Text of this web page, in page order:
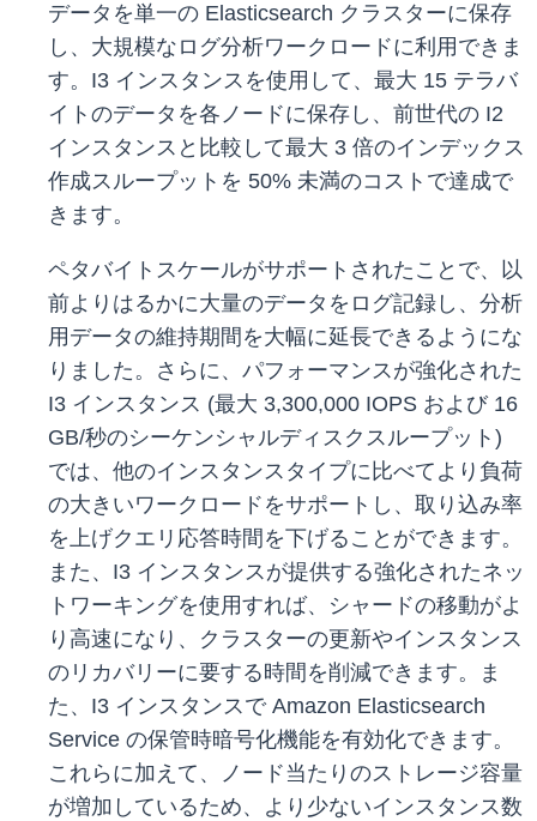
データを単一の Elasticsearch クラスターに保存
し、大規模なログ分析ワークロードに利用できま
す。I3 インスタンスを使用して、最大 15 テラバ
イトのデータを各ノードに保存し、前世代の I2
インスタンスと比較して最大 3 倍のインデックス
作成スループットを 50% 未満のコストで達成で
きます。
ペタバイトスケールがサポートされたことで、以
前よりはるかに大量のデータをログ記録し、分析
用データの維持期間を大幅に延長できるようにな
りました。さらに、パフォーマンスが強化された
I3 インスタンス (最大 3,300,000 IOPS および 16
GB/秒のシーケンシャルディスクスループット)
では、他のインスタンスタイプに比べてより負荷
の大きいワークロードをサポートし、取り込み率
を上げクエリ応答時間を下げることができます。
また、I3 インスタンスが提供する強化されたネッ
トワーキングを使用すれば、シャードの移動がよ
り高速になり、クラスターの更新やインスタンス
のリカバリーに要する時間を削減できます。ま
た、I3 インスタンスで Amazon Elasticsearch
Service の保管時暗号化機能を有効化できます。
これらに加えて、ノード当たりのストレージ容量
が増加しているため、より少ないインスタンス数